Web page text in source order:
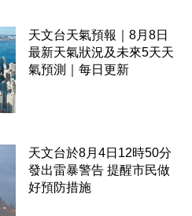
天文台天氣預報｜8月8日
最新天氣狀況及未來5天天
氣預測｜每日更新
天文台於8月4日12時50分
發出雷暴警告 提醒市民做
好預防措施